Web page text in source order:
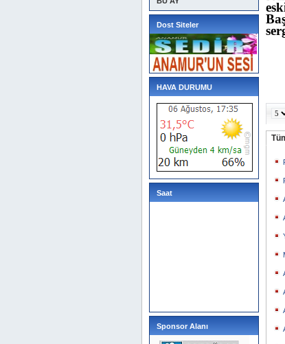
Dost Siteler
HAVA DURUMU
Saat
Sponsor Alanı